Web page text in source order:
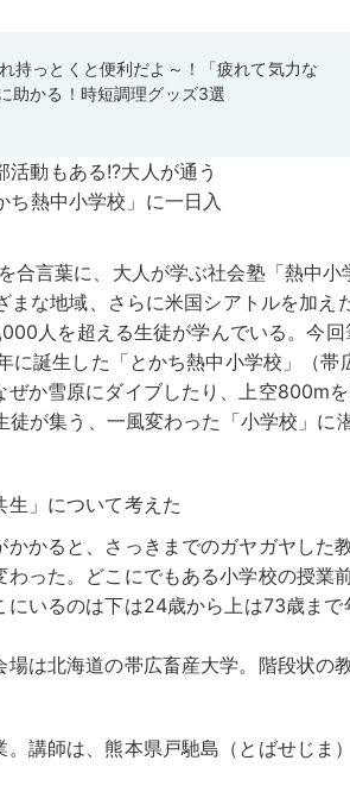
持っとくと便利だよ～！「疲れて気力な
助かる！時短調理グッズ3選
合言葉に、大人が学ぶ社会塾「熱中小
な地域、さらに米国シアトルを加え
人を超える生徒が学んでいる。今回
に誕生した「とかち熱中小学校」（帯
か雪原にダイブしたり、上空800m
が集う、一風変わった「小学校」に
生」について考えた
かると、さっきまでのガヤガヤした
った。どこにでもある小学校の授業
いるのは下は24歳から上は73歳まで
は北海道の帯広畜産大学。階段状の
講師は、熊本県戸馳島（とばせじま